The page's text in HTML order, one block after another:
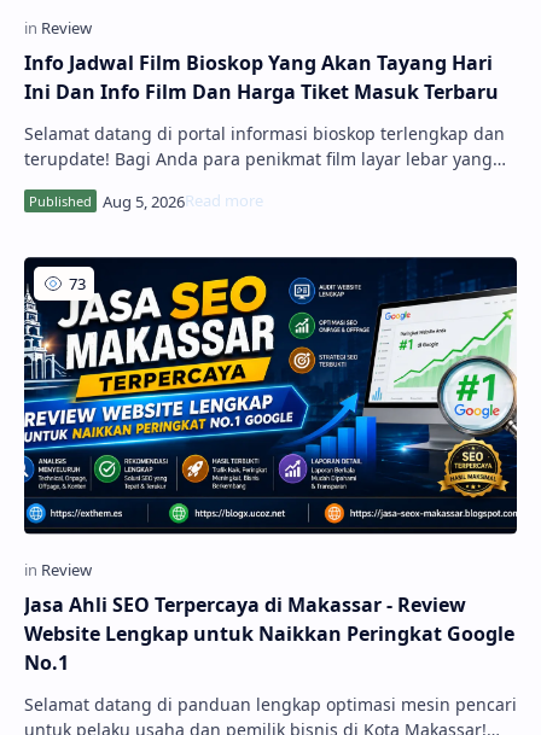
Info Jadwal Film Bioskop Yang Akan Tayang Hari
Ini Dan Info Film Dan Harga Tiket Masuk Terbaru
Selamat datang di portal informasi bioskop terlengkap dan
terupdate! Bagi Anda para penikmat film layar lebar yang
sedang merencanakan waktu luang bersama teman,
pasangan, atau keluarga, mendapatkan akses informasi
Jasa Ahli SEO Terpercaya di Makassar - Review
Website Lengkap untuk Naikkan Peringkat Google
No.1
Selamat datang di panduan lengkap optimasi mesin pencari
untuk pelaku usaha dan pemilik bisnis di Kota Makassar!